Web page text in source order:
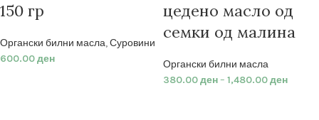
150 гр
Органски билни масла,Суровини
600.00ден
цедено масло од
семки од малина
Органски билни масла
380.00ден– 1,480.00ден